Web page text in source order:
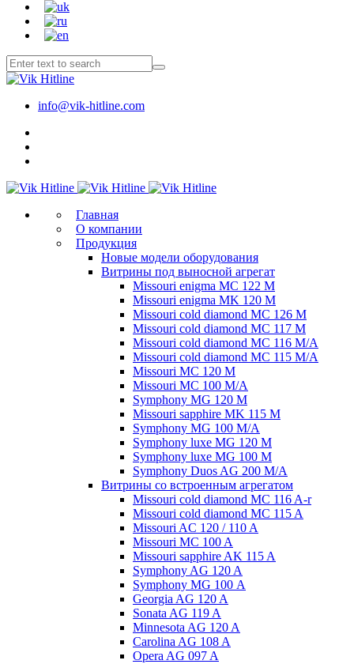
info@vik-hitline.com
Главная
О компании
Продукция
Новые модели оборудования
Витрины под выносной агрегат
Missouri enigma MC 122 M
Missouri enigma MK 120 M
Missouri cold diamond MC 126 M
Missouri cold diamond MC 117 M
Missouri cold diamond MC 116 M/A
Missouri cold diamond MC 115 M/A
Missouri MC 120 M
Missouri MC 100 M/A
Symphony MG 120 M
Missouri sapphire MK 115 M
Symphony MG 100 M/А
Symphony luxe MG 120 M
Symphony luxe MG 100 M
Symphony Duos AG 200 M/A
Витрины со встроенным агрегатом
Missouri cold diamond MC 116 A-r
Missouri cold diamond MC 115 A
Missouri AC 120 / 110 A
Missouri MC 100 A
Missouri sapphire AK 115 A
Symphony AG 120 A
Symphony MG 100 А
Georgia AG 120 A
Sonata AG 119 A
Minnesota AG 120 A
Carolina AG 108 A
Opera AG 097 A